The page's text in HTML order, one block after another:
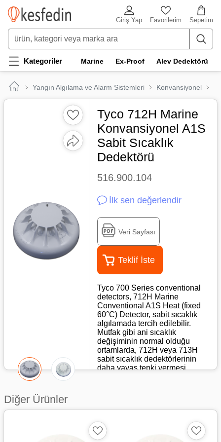
Sepetim
Favorilerim
Giriş Yap
Kategoriler Marine Ex-Proof Alev Dedektörü
Yangın Algılama ve Alarm Sistemleri Konvansiyonel
Tyco 712H Marine
Konvansiyonel A1S
Sabit Sıcaklık
Dedektörü
516.900.104
İlk sen değerlendir
Veri Sayfası
Teklif İste
Tyco 700 Series conventional
detectors, 712H Marine
Conventional A1S Heat (fixed
60°C) Detector, sabit sıcaklık
algılamada tercih edilebilir.
Mutfak gibi ani sıcaklık
değişiminin normal olduğu
ortamlarda, 712H veya 713H
sabit sıcaklık dedektörlerinin
daha yavaş tepki vermesi
son eki ise dedektörün yüksek
hava sıcaklığı artış hızlarında
bile daha düşük bir sıcaklıkta
yanıt vermediğini belirtir.
Diğer Ürünler